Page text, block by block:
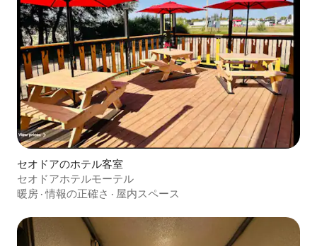
セオドアのホテル客室
セオドアホテルモーテル
暖房 ·情報の正確さ · 屋内スペース